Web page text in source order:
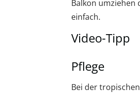
Balkon umziehen
einfach.
Video-Tipp
Pflege
Bei der